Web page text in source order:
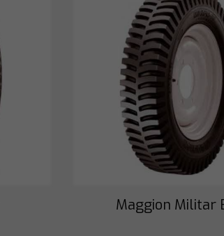
Maggion Militar